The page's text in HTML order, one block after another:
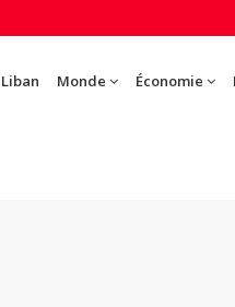
Liban Monde Économie